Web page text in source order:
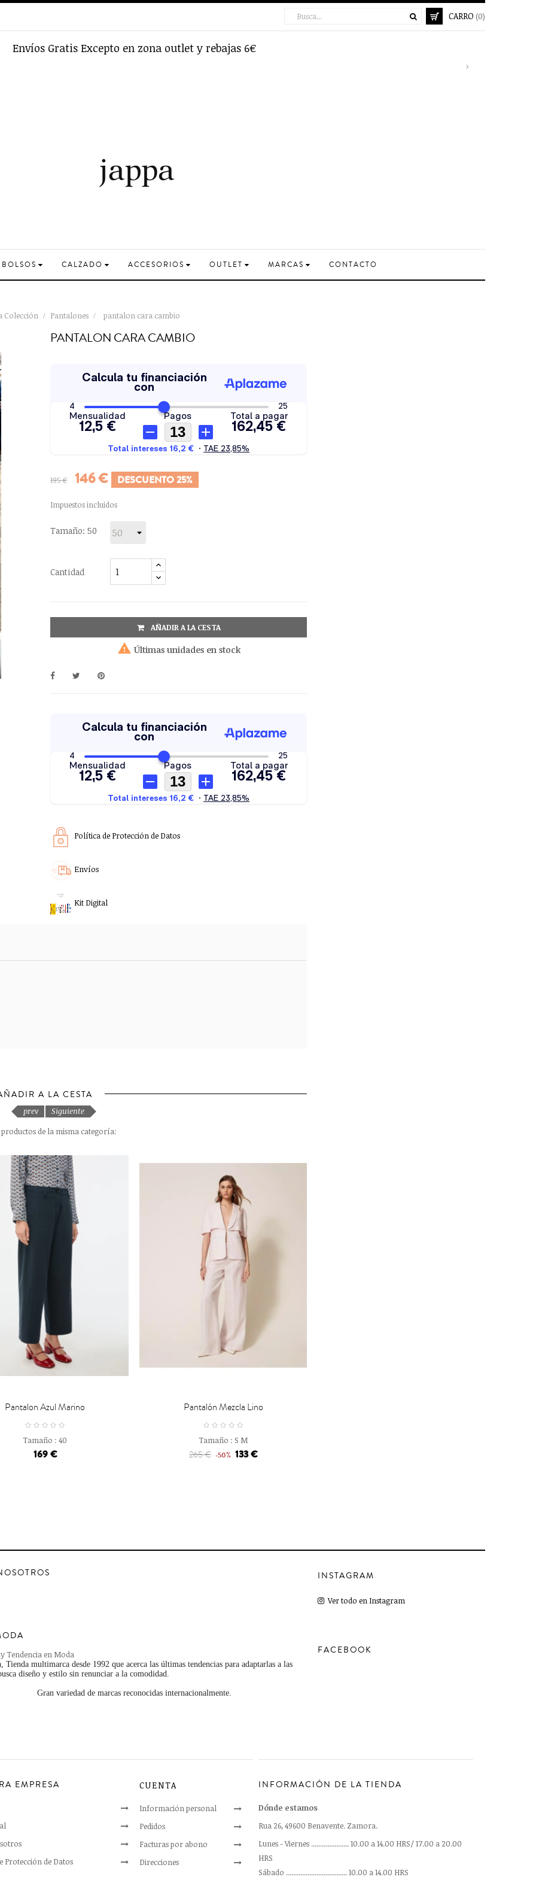
CARRO (0)
Envíos Gratis Excepto en zona outlet y rebajas 6€
›
BOLSOS CALZADO ACCESORIOS OUTLET MARCAS CONTACTO
Colección Pantalones pantalon cara cambio
PANTALON CARA CAMBIO
195 € 146 € DESCUENTO 25%
Impuestos incluidos
Tamaño: 50
Cantidad
AÑADIR A LA CESTA
 Últimas unidades en stock
Política de Protección de Datos
Envíos
Kit Digital
A LA CESTA
productos de la misma categoría:
Pantalon Azul Marino
Tamaño : 40
169 €
Pantalón Mezcla Lino
Tamaño : S M
265 € -50% 133 €
prev Siguiente
Tendencia en Moda
Tienda multimarca desde 1992 que acerca las últimas tendencias para adaptarlas a las
diseño y estilo sin renunciar a la comodidad.
Gran variedad de marcas reconocidas internacionalmente.
INSTAGRAM
Ver todo en Instagram
FACEBOOK
EMPRESA
Protección de Datos
CUENTA
Información personal
Pedidos
Facturas por abono
Direcciones
INFORMACIÓN DE LA TIENDA
Dónde estamos
Rua 26, 49600 Benavente. Zamora.
Lunes - Viernes ..................... 10.00 a 14.00 HRS/ 17.00 a 20.00
HRS
Sábado .................................. 10.00 a 14.00 HRS